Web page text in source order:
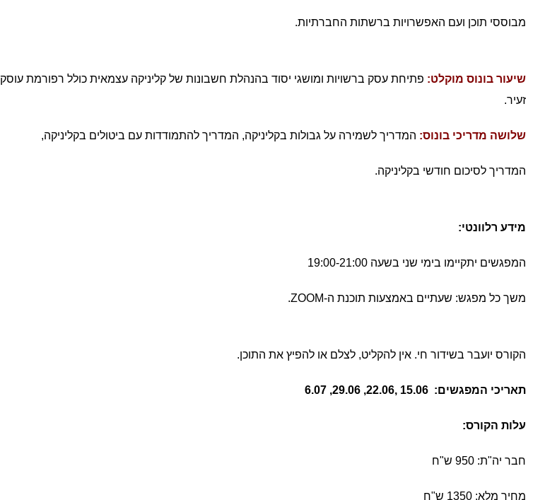
מבוססי תוכן ועם האפשרויות ברשתות החברתיות.
שיעור בונוס מוקלט: פתיחת עסק ברשויות ומושגי יסוד בהנהלת חשבונות של קליניקה עצמאית כולל רפורמת עוסק
זעיר.
שלושה מדריכי בונוס: המדריך לשמירה על גבולות בקליניקה, המדריך להתמודדות עם ביטולים בקליניקה,
המדריך לסיכום חודשי בקליניקה.
מידע רלוונטי:
המפגשים יתקיימו בימי שני בשעה 19:00-21:00
משך כל מפגש: שעתיים באמצעות תוכנת ה-ZOOM.
הקורס יועבר בשידור חי. אין להקליט, לצלם או להפיץ את התוכן.
תאריכי המפגשים: 15.06 ,22.06, 29.06, 6.07
עלות הקורס:
חבר יה"ת: 950 ש"ח
מחיר מלא: 1350 ש"ח